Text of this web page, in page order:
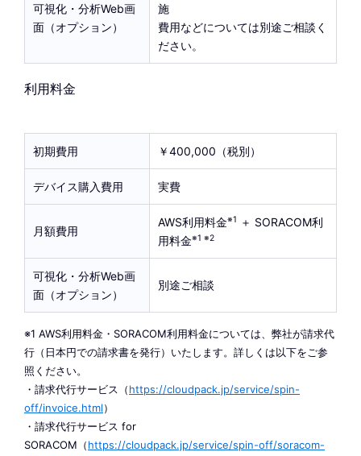
可視化・分析Web画
面（オプション）
施
費用などについては別途ご相談く
ださい。
利用料金
初期費用 ￥400,000（税別）
デバイス購入費用 実費
月額費用
AWS利用料金※1
＋ SORACOM利
用料金※1 ※2
可視化・分析Web画
面（オプション）
別途ご相談
※1 AWS利用料金・SORACOM利用料金については、弊社が請求代
行（日本円での請求書を発行）いたします。詳しくは以下をご参
照ください。
・請求代行サービス（https://cloudpack.jp/service/spin-
off/invoice.html）
・請求代行サービス for
SORACOM（https://cloudpack.jp/service/spin-off/soracom-